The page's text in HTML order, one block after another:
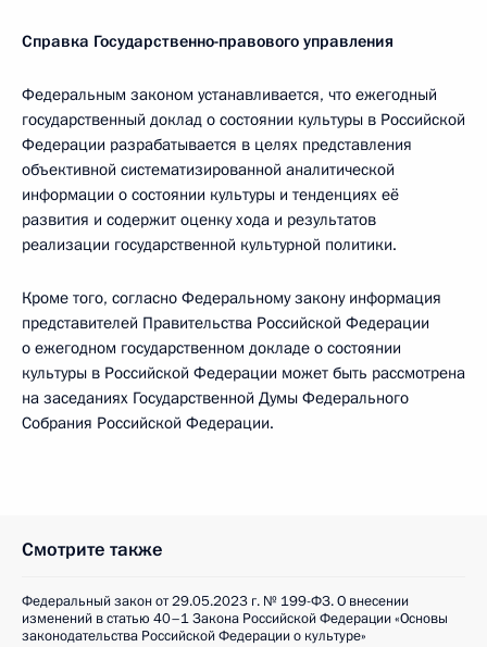
Справка Государственно-правового управления
Федеральным законом устанавливается, что ежегодный
государственный доклад о состоянии культуры в Российской
Федерации разрабатывается в целях представления
объективной систематизированной аналитической
информации о состоянии культуры и тенденциях её
развития и содержит оценку хода и результатов
реализации государственной культурной политики.
Кроме того, согласно Федеральному закону информация
представителей Правительства Российской Федерации
о ежегодном государственном докладе о состоянии
культуры в Российской Федерации может быть рассмотрена
на заседаниях Государственной Думы Федерального
Собрания Российской Федерации.
Смотрите также
Федеральный закон от 29.05.2023 г. № 199-ФЗ. О внесении
изменений в статью 40–1 Закона Российской Федерации «Основы
законодательства Российской Федерации о культуре»